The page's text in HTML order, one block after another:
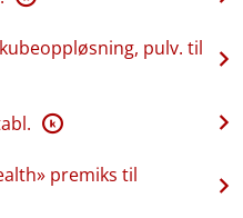
pulv. til
K
premiks til